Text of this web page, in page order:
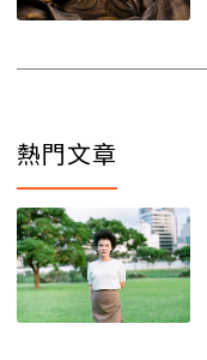
熱門文章